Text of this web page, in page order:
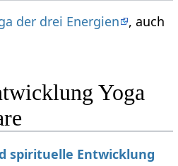
der drei Energien
, auch
Yoga
spirituelle Entwicklung